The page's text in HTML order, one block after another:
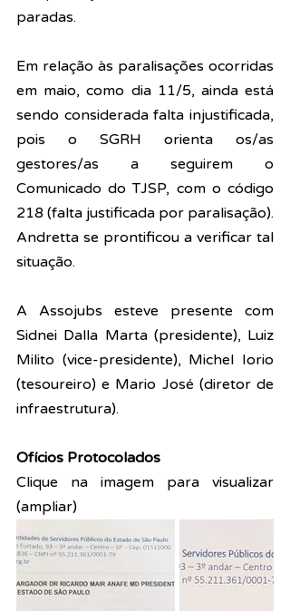
paradas.
Em relação às paralisações ocorridas
em maio, como dia 11/5, ainda está
sendo considerada falta injustificada,
pois o SGRH orienta os/as
gestores/as a seguirem o
Comunicado do TJSP, com o código
218 (falta justificada por paralisação).
Andretta se prontificou a verificar tal
situação.
A Assojubs esteve presente com
Sidnei Dalla Marta (presidente), Luiz
Milito (vice-presidente), Michel Iorio
(tesoureiro) e Mario José (diretor de
infraestrutura).
Ofícios Protocolados
Clique na imagem para visualizar
(ampliar)